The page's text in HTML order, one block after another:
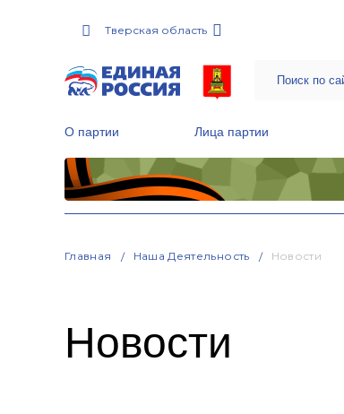
Тверская область
О партии Лица партии
Главная Наша Деятельность Новости
Новости